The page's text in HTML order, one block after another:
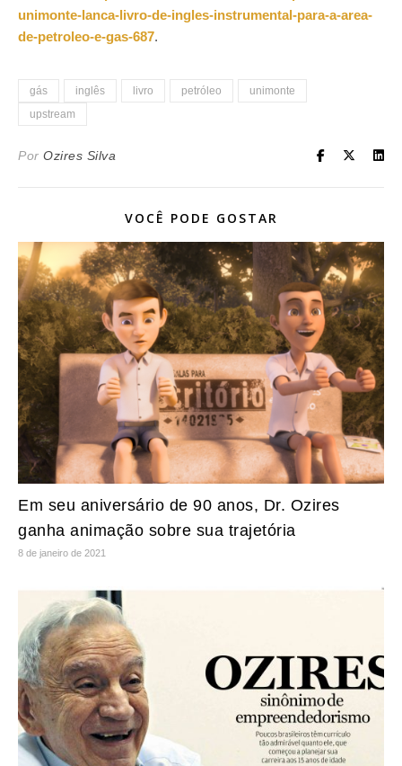
unimonte-lanca-livro-de-ingles-instrumental-para-a-area-
de-petroleo-e-gas-687.
gás inglês livro petróleo
unimonte
upstream
Por Ozires Silva
VOCÊ PODE GOSTAR
Em seu aniversário de 90 anos, Dr. Ozires
ganha animação sobre sua trajetória
8 de janeiro de 2021